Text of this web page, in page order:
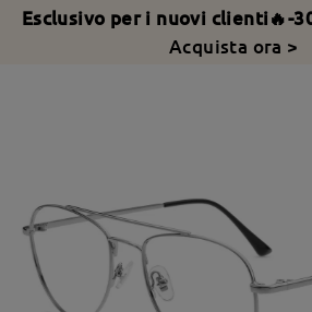
Esclusivo per i nuovi clienti🔥-
Acquista ora >